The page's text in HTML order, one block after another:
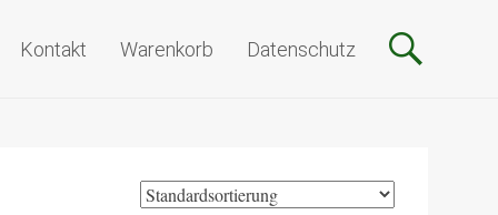
Kontakt Warenkorb Datenschutz